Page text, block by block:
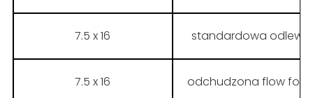
7.5 x 16 standardowa
7.5 x 16 odchudzona flow